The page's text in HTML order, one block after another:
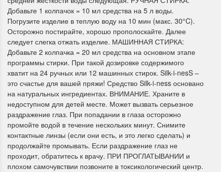
Dimensions 35231
Willow Swan
(Ива-лебедь)
Хороший набор
Отличный набор, канва,
нитки и схема, всё в
13648USA
Bear and
(Белый
с
Добавьте 1 колпачок = 10 мл средства на 5 л воды.
Погрузите изделие в теплую воду на 10 мин (макс. 30°C).
Осторожно постирайте, хорошо прополоскайте. Далее
следует слегка отжать изделие. МАШИННАЯ СТИРКА:
Добавьте 2 колпачка = 20 мл средства на основном этапе
программы стирки. При такой дозировке содержимого
хватит на 24 ручных или 12 машинных стирок. Silk-i-nesS –
это счастье для вашей пряжи! Средство Silk-i-ness основано
на натуральных ингредиентах. ВНИМАНИЕ. Храните в
недоступном для детей месте. Может вызвать серьезное
раздражение глаз. При попадании в глаза осторожно
промойте водой в течение нескольких минут. Снимите
контактные линзы (если они есть, и это легко сделать) и
продолжайте промывать. Если раздражение глаз не
проходит, обратитесь к врачу. ПРИ ПРОГЛАТЫВАНИИ и
плохом самочувствии позвоните в токсикологический центр.